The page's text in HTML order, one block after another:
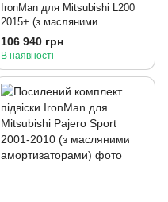
IronMan для Mitsubishi L200
2015+ (з масляними
амортизаторами)
106 940 грн
В наявності